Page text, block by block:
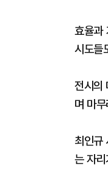
효율과
시도들
전시의
며 마
최인규
는 자